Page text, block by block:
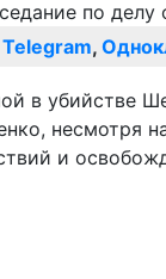
Telegram,
в
несмотря
и